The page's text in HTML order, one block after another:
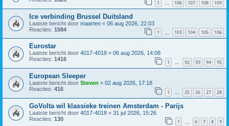
1 … 106 107 108 109
Ice verbinding Brussel Duitsland
Laatste bericht door maarten « 06 aug 2026, 22:03
Reacties: 1584 1 103 104 105 106
Eurostar
Laatste bericht door 4017-4018 « 06 aug 2026, 14:08
Reacties: 1416 1 … 92 93 94 95
European Sleeper
Laatste bericht door Steven « 02 aug 2026, 17:18
Reacties: 416 1 … 25 26 27 28
GoVolta wil klassieke treinen Amsterdam - Parijs
Laatste bericht door 4017-4018 « 31 jul 2026, 15:26
Reacties: 130 1 6 7 8 9